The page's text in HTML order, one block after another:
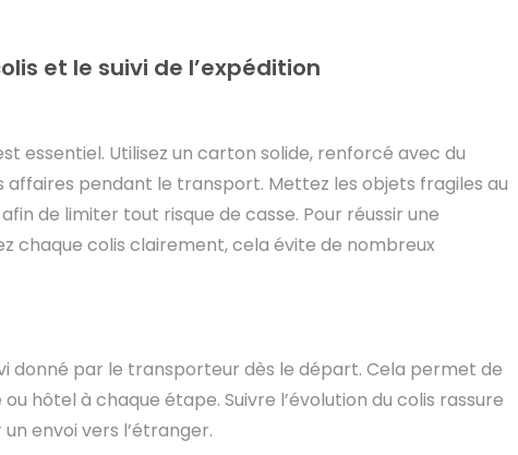
et le suivi de l’expédition
essentiel. Utilisez un carton solide, renforcé avec du
pendant le transport. Mettez les objets fragiles au
de limiter tout risque de casse. Pour réussir une
chaque colis clairement, cela évite de nombreux
donné par le transporteur dès le départ. Cela permet de
hôtel à chaque étape. Suivre l’évolution du colis rassure
envoi vers l’étranger.